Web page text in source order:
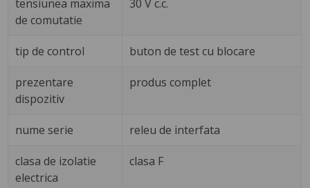
tensiunea maxima
de comutatie
30 V c.c.
tip de control buton de test cu blocare
prezentare
dispozitiv
produs complet
nume serie releu de interfata
clasa de izolatie
electrica
clasa F